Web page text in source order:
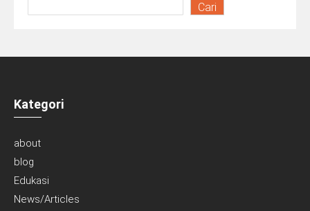
Cari
Kategori
about
blog
Edukasi
News/Articles